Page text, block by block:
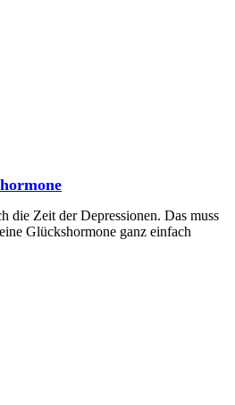
die Zeit der Depressionen. Das muss
Glückshormone ganz einfach